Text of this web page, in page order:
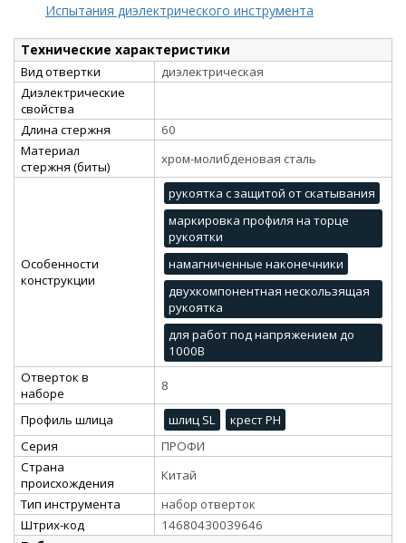
Испытания диэлектрического инструмента
Технические характеристики
Вид отвертки
диэлектрическая
Диэлектрические
свойства
Длина стержня
60
Материал
стержня (биты)
хром-молибденовая сталь
Особенности
конструкции
рукоятка с защитой от скатывания
маркировка профиля на торце
рукоятки
намагниченные наконечники
двухкомпонентная нескользящая
рукоятка
для работ под напряжением до
1000В
Отверток в
наборе
8
Профиль шлица шлиц SL
крест PH
Серия
ПРОФИ
Страна
происхождения
Китай
Тип инструмента
набор отверток
Штрих-код
14680430039646